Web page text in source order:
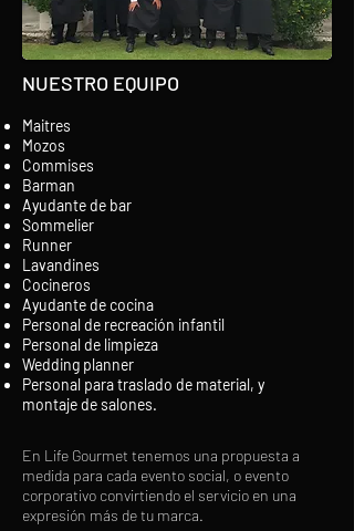
NUESTRO EQUIPO
Maitres
Mozos
Commises
Barman
Ayudante de bar
Sommelier
Runner
Lavandines
Cocineros
Ayudante de cocina
Personal de recreación infantil
Personal de limpieza
Wedding planner
Personal para traslado de material, y
montaje de salones.
En Life Gourmet tenemos una propuesta a
medida para cada evento social, o evento
corporativo convirtiendo el servicio en una
expresión más de tu marca.